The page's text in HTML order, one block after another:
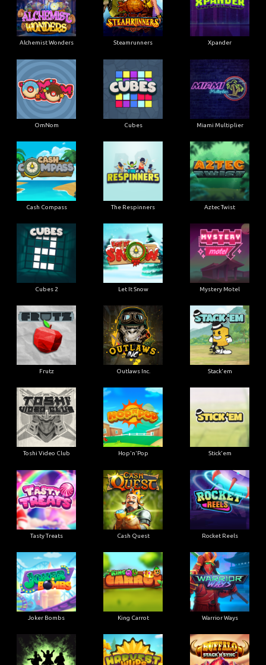
Alchemist Wonders Steamrunners Xpander
OmNom Cubes Miami Multiplier
Cash Compass The Respinners Aztec Twist
Cubes 2 Let It Snow Mystery Motel
Frutz Outlaws Inc. Stack'em
Toshi Video Club Hop'n'Pop Stick'em
Tasty Treats Cash Quest Rocket Reels
Joker Bombs King Carrot Warrior Ways